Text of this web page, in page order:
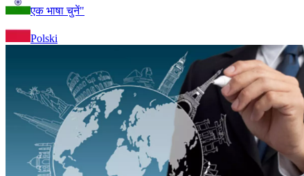
एक भाषा चुनें"
Polski